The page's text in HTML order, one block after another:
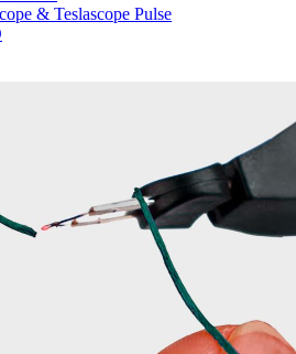
& Teslascope Pulse